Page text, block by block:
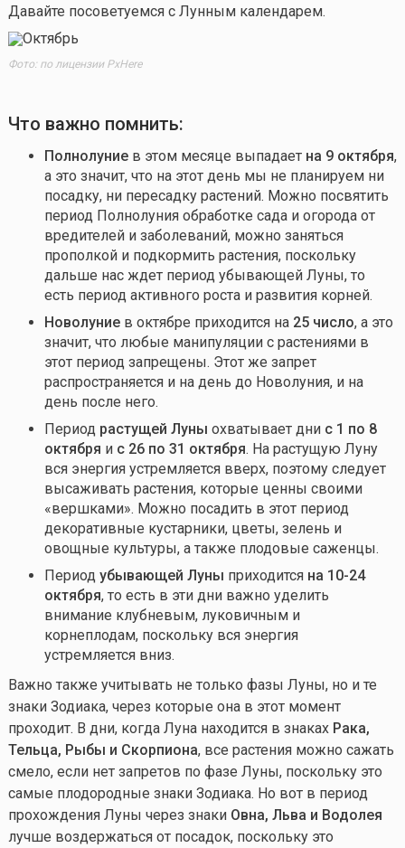
Давайте посоветуемся с Лунным календарем.
Фото: по лицензии PxHere
Что важно помнить:
Полнолуниев этом месяце выпадает на 9 октября,
а это значит, что на этот день мы не планируем ни
посадку, ни пересадку растений. Можно посвятить
период Полнолуния обработке сада и огорода от
вредителей и заболеваний, можно заняться
прополкой и подкормить растения, поскольку
дальше нас ждет период убывающей Луны, то
есть период активного роста и развития корней.
Новолуниев октябре приходится на 25 число, а это
значит, что любые манипуляции с растениями в
этот период запрещены. Этот же запрет
распространяется и на день до Новолуния, и на
день после него.
Период растущей Луны охватывает дни с 1 по 8
октября и с 26 по 31 октября. На растущую Луну
вся энергия устремляется вверх, поэтому следует
высаживать растения, которые ценны своими
«вершками». Можно посадить в этот период
декоративные кустарники, цветы, зелень и
овощные культуры, а также плодовые саженцы.
Период убывающей Луны приходится на 10-24
октября, то есть в эти дни важно уделить
внимание клубневым, луковичным и
корнеплодам, поскольку вся энергия
устремляется вниз.
Важно также учитывать не только фазы Луны, но и те
знаки Зодиака, через которые она в этот момент
проходит. В дни, когда Луна находится в знаках Рака,
Тельца, Рыбы и Скорпиона, все растения можно сажать
смело, если нет запретов по фазе Луны, поскольку это
самые плодородные знаки Зодиака. Но вот в период
прохождения Луны через знаки Овна, Льва и Водолея
лучше воздержаться от посадок, поскольку это